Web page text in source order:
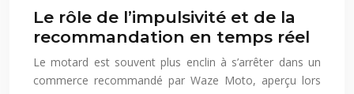
Le rôle de l’impulsivité et de la
recommandation en temps réel
Le motard est souvent plus enclin à s’arrêter dans un
commerce recommandé par Waze Moto, aperçu lors